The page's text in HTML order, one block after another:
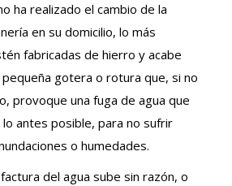
ha realizado el cambio de la
en su domicilio, lo más
fabricadas de hierro y acabe
gotera o rotura que, si no
provoque una fuga de agua que
antes posible, para no sufrir
o humedades.
del agua sube sin razón, o